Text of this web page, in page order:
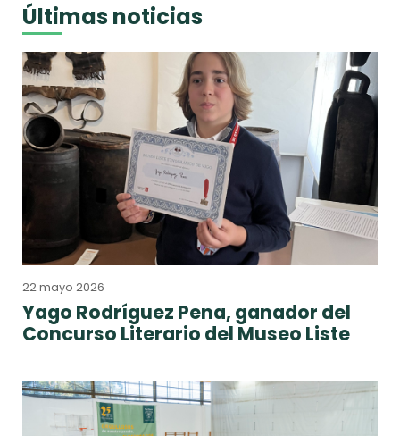
Últimas noticias
22 mayo 2026
Yago Rodríguez Pena, ganador del
Concurso Literario del Museo Liste